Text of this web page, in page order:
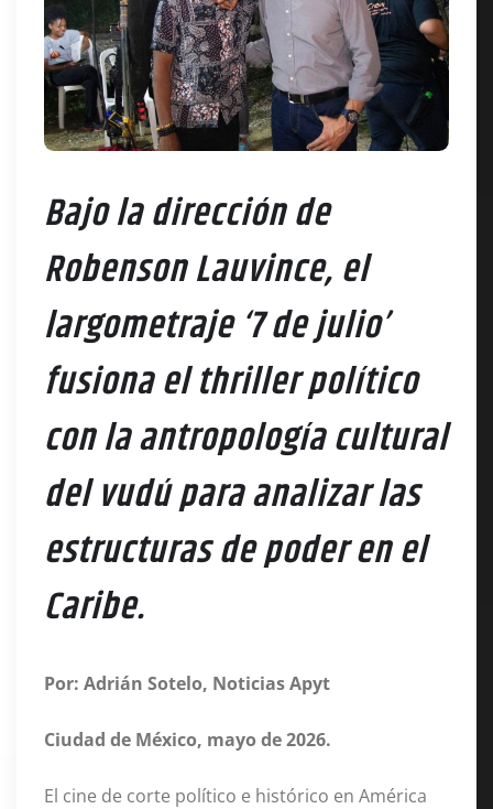
Bajo la dirección de
Robenson Lauvince, el
largometraje ‘7 de julio’
fusiona el thriller político
con la antropología cultural
del vudú para analizar las
estructuras de poder en el
Caribe.
Por: Adrián Sotelo, Noticias Apyt
Ciudad de México, mayo de 2026.
El cine de corte político e histórico en América